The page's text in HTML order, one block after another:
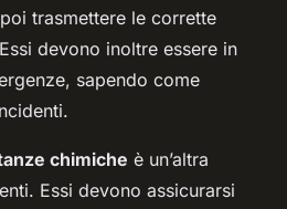
trasmettere le corrette
devono inoltre essere in
sapendo come
chimiche è un’altra
Essi devono assicurarsi